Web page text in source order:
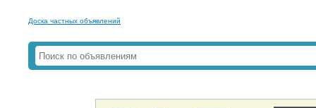
Доска частных объявлений